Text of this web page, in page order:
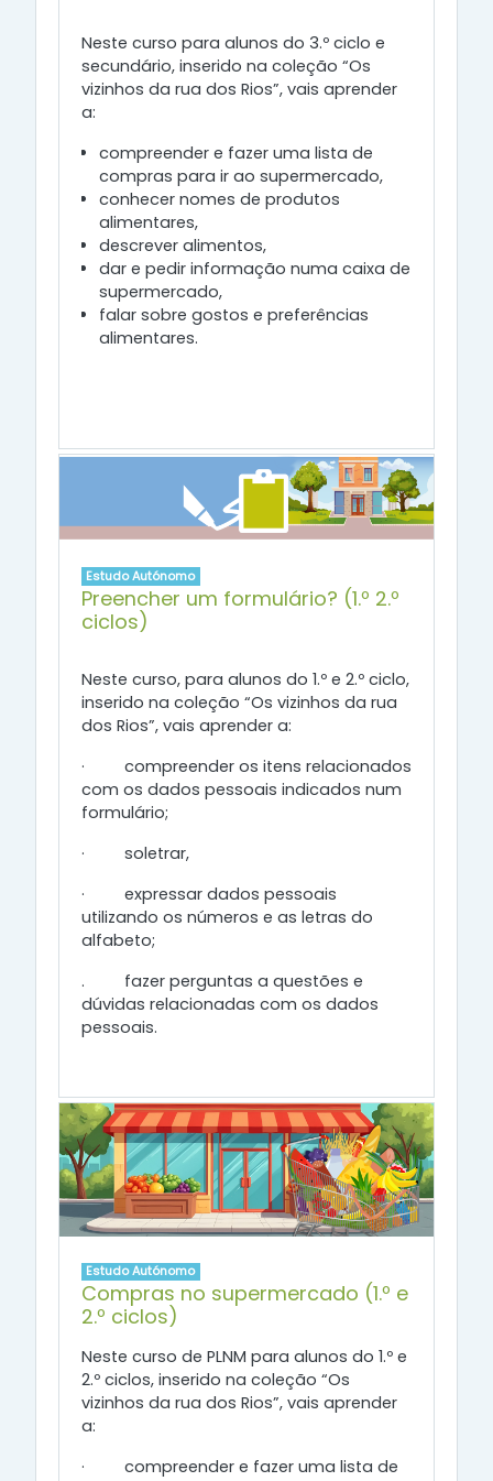
Neste curso para alunos do 3.º ciclo e
secundário, inserido na coleção “Os
vizinhos da rua dos Rios”, vais aprender
a:
compreender e fazer uma lista de
compras para ir ao supermercado,
conhecer nomes de produtos
alimentares,
descrever alimentos,
dar e pedir informação numa caixa de
supermercado,
falar sobre gostos e preferências
alimentares.
Estudo Autónomo
Preencher um formulário? (1.º 2.º
ciclos)
Neste curso, para alunos do 1.º e 2.º ciclo,
inserido na coleção “Os vizinhos da rua
dos Rios”, vais aprender a:
· compreender os itens relacionados
com os dados pessoais indicados num
formulário;
· soletrar,
· expressar dados pessoais
utilizando os números e as letras do
alfabeto;
. fazer perguntas a questões e
dúvidas relacionadas com os dados
pessoais.
Estudo Autónomo
Compras no supermercado (1.º e
2.º ciclos)
Neste curso de PLNM para alunos do 1.º e
2.º ciclos, inserido na coleção “Os
vizinhos da rua dos Rios”, vais aprender
a:
· compreender e fazer uma lista de